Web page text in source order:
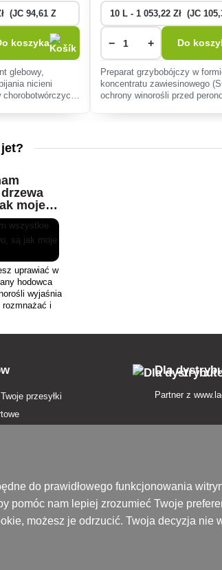
koszyka
glebowy,
nicieni
chorobotwórczych.
− + Do
Preparat grzybobójczy w
koncentratu zawiesinowego
ochrony winorośli przed
moje
uprawiać w
hodowca
wyjaśnia
i
przesyłki
umowy tutaj
przesyłki
Dla
Partner z
do prawidłowego funkcjonowania
pomóc nam lepiej zrozumieć Twoje
możesz je odrzucić. Twoja decyzja nie